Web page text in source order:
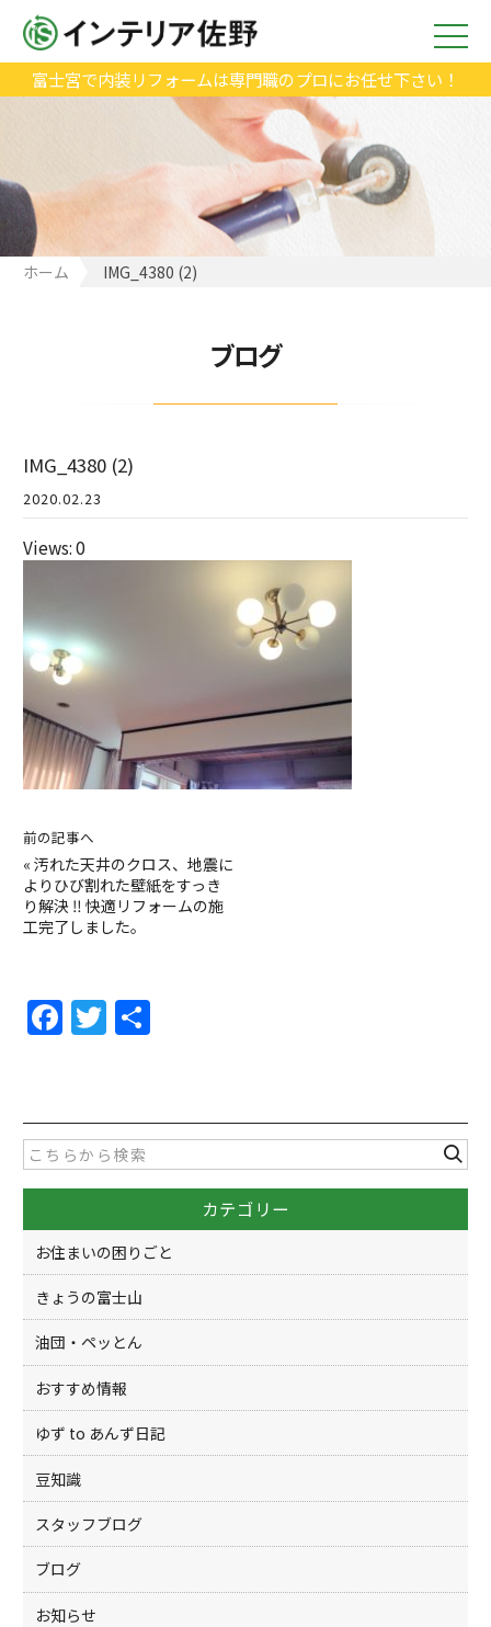
富士宮で内装リフォームは専門職のプロにお任せ下さい！
ホーム IMG_4380 (2)
ブログ
IMG_4380 (2)
2020.02.23
Views: 0
前の記事へ
« 汚れた天井のクロス、地震に
よりひび割れた壁紙をすっき
り解決 ‼ 快適リフォームの施
工完了しました。
F
a
e
b
o
o
k
T
w
er
カテゴリー
お住まいの困りごと
きょうの富士山
油団・ペッとん
おすすめ情報
ゆず to あんず日記
豆知識
スタッフブログ
ブログ
お知らせ